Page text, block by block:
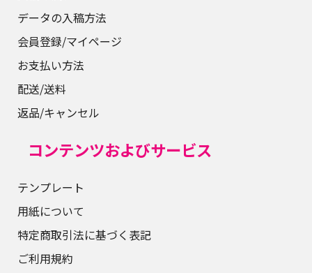
データの入稿方法
会員登録/マイページ
お支払い方法
配送/送料
返品/キャンセル
コンテンツおよびサービス
テンプレート
用紙について
特定商取引法に基づく表記
ご利用規約